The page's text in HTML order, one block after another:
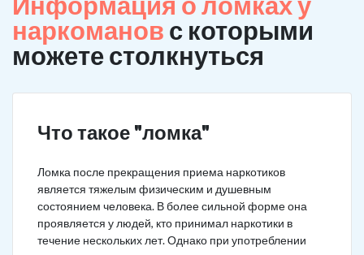
наркоманов с которыми
можете столкнуться
Что такое "ломка"
Ломка после прекращения приема наркотиков
является тяжелым физическим и душевным
состоянием человека. В более сильной форме она
проявляется у людей, кто принимал наркотики в
течение нескольких лет. Однако при употреблении